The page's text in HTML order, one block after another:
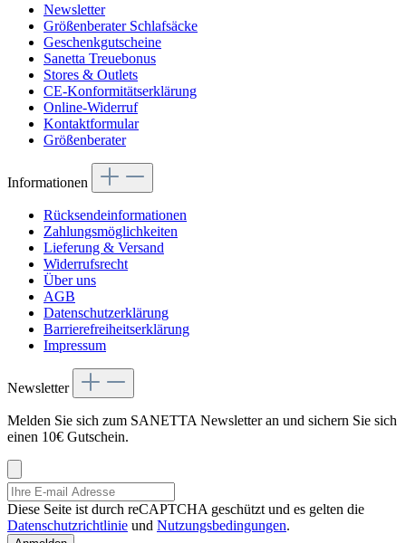
Newsletter
Größenberater Schlafsäcke
Geschenkgutscheine
Sanetta Treuebonus
Stores & Outlets
CE-Konformitätserklärung
Online-Widerruf
Kontaktformular
Größenberater
Informationen
Rücksendeinformationen
Zahlungsmöglichkeiten
Lieferung & Versand
Widerrufsrecht
Über uns
AGB
Datenschutzerklärung
Barrierefreiheitserklärung
Impressum
Newsletter
Melden Sie sich zum SANETTA Newsletter an und sichern Sie sich
einen 10€ Gutschein.
Diese Seite ist durch reCAPTCHA geschützt und es gelten die
Datenschutzrichtlinie und Nutzungsbedingungen.